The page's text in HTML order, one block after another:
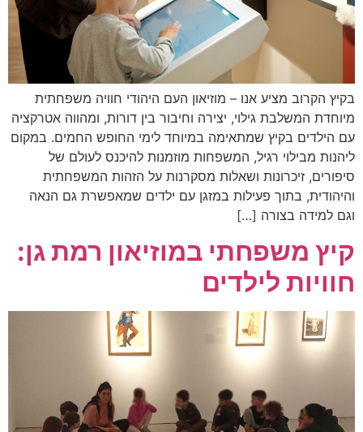
בקיץ הקרוב מציע אנו – מוזיאון העם היהודי חוויה משפחתית
מיוחדת המשלבת גילוי, יצירה וחיבור בין דורות, ומהווה אטרקציה
עם הילדים בקיץ שמתאימה במיוחד לימי החופש החמים. במקום
ליהנות מבילוי רגיל, המשפחות מוזמנות להיכנס לעולם של
סיפורים, זיכרונות ושאלות מסקרנות על הזהות המשפחתית
והיהודית, בתוך פעילות במזגן עם ילדים שמאפשרת גם הנאה
וגם למידה בצורה […]
קיץ משפחתי במוזיאון רמת גן:
חוויות לילדים